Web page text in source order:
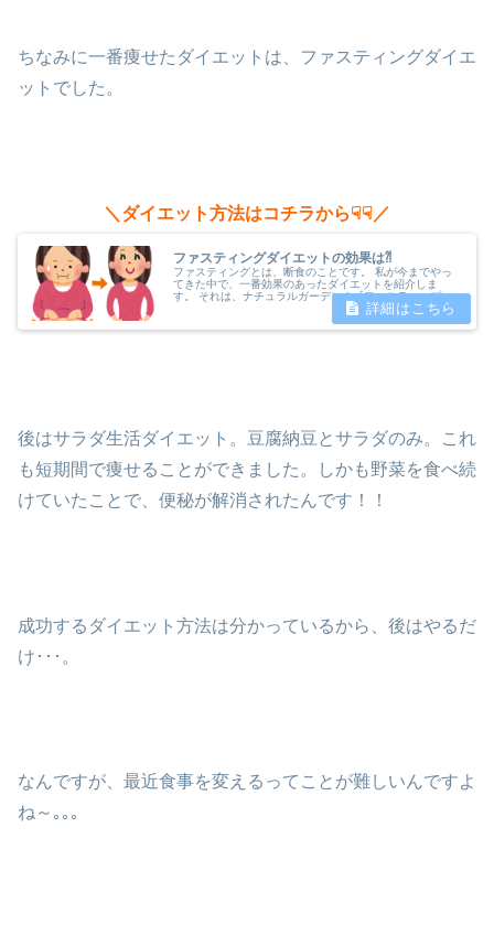
ちなみに一番痩せたダイエットは、ファスティングダイエ
ットでした。
＼ダイエット方法はコチラから☟☟／
ファスティングダイエットの効果は⁈
ファスティングとは、断食のことです。 私が今までやっ
てきた中で、一番効果のあったダイエットを紹介しま
す。 それは、ナチュラルガーデンの『ファスティープラ
センタ100,000』です！ ３種類の味（フレッシュピー
チ・すっきり梅・フレッシュベリー...
後はサラダ生活ダイエット。豆腐納豆とサラダのみ。これ
も短期間で痩せることができました。しかも野菜を食べ続
けていたことで、便秘が解消されたんです！！
成功するダイエット方法は分かっているから、後はやるだ
け･･･。
なんですが、最近食事を変えるってことが難しいんですよ
ね～｡｡｡